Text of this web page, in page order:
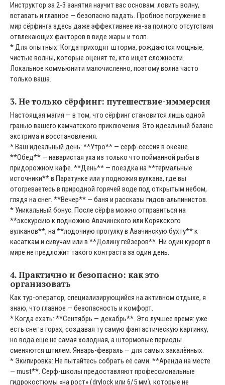
Инструктор за 2-3 занятия научит вас основам: ловить волну,
вставать и главное — безопасно падать. Пробное погружение в
мир сёрфинга здесь даже эффективнее из-за полного отсутствия
отвлекающих факторов в виде жары и толп.
* Для опытных: Когда приходят шторма, рождаются мощные,
чистые волны, которые оценят те, кто ищет сложности.
Локальное коммьюнити малочисленно, поэтому волна часто
только ваша.
3. Не только сёрфинг: путешествие-иммерсия
Настоящая магия — в том, что сёрфинг становится лишь одной
гранью вашего камчатского приключения. Это идеальный баланс
экстрима и восстановления.
* Ваш идеальный день: **Утро** — сёрф-сессия в океане.
**Обед** — наваристая уха из только что пойманной рыбы в
придорожном кафе. **День** — поездка на **термальные
источники** в Паратунке или у подножия вулкана, где вы
отогреваетесь в природной горячей воде под открытым небом,
глядя на снег. **Вечер** — баня и рассказы гидов-альпинистов.
* Уникальный бонус: После сёрфа можно отправиться на
**экскурсию к подножию Авачинского или Корякского
вулканов**, на **лодочную прогулку в Авачинскую бухту** к
касаткам и сивучам или в **Долину гейзеров**. Ни один курорт в
мире не предложит такого контраста за один день.
4. Практично и безопасно: как это
организовать
Как тур-оператор, специализирующийся на активном отдыхе, я
знаю, что главное — безопасность и комфорт.
* Когда ехать: **Сентябрь — декабрь**. Это лучшее время: уже
есть снег в горах, создавая ту самую фантастическую картинку,
но вода ещё не самая холодная, а штормовые периоды
сменяются штилем. Январь-февраль — для самых закалённых.
* Экипировка: Не пытайтесь собрать её сами. **Аренда на месте
— must**. Серф-школы предоставляют профессиональные
гидрокостюмы «на рост» (drylock или 6/5 мм), которые не